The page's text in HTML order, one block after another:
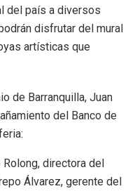
del país a diversos
disfrutar del mural
artísticas que
de Barranquilla, Juan
del Banco de
directora del
Álvarez, gerente del